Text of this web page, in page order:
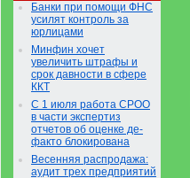
Банки при помощи ФНС
усилят контроль за
юрлицами
Минфин хочет
увеличить штрафы и
срок давности в сфере
ККТ
С 1 июля работа СРОО
в части экспертиз
отчетов об оценке де-
факто блокирована
Весенняя распродажа:
аудит трех предприятий